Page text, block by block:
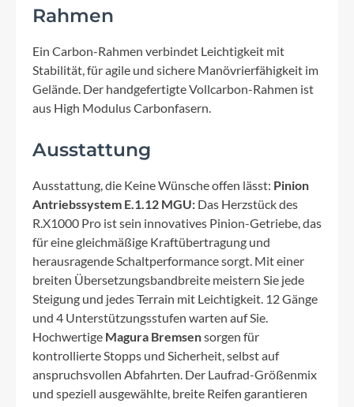
Rahmen
Ein Carbon-Rahmen verbindet Leichtigkeit mit
Stabilität, für agile und sichere Manövrierfähigkeit im
Gelände. Der handgefertigte Vollcarbon-Rahmen ist
aus High Modulus Carbonfasern.
Ausstattung
Ausstattung, die Keine Wünsche offen lässt: Pinion
Antriebssystem E.1.12 MGU: Das Herzstück des
R.X1000 Pro ist sein innovatives Pinion-Getriebe, das
für eine gleichmäßige Kraftübertragung und
herausragende Schaltperformance sorgt. Mit einer
breiten Übersetzungsbandbreite meistern Sie jede
Steigung und jedes Terrain mit Leichtigkeit. 12 Gänge
und 4 Unterstützungsstufen warten auf Sie.
Hochwertige Magura Bremsensorgen für
kontrollierte Stopps und Sicherheit, selbst auf
anspruchsvollen Abfahrten. Der Laufrad-Größenmix
und speziell ausgewählte, breite Reifen garantieren